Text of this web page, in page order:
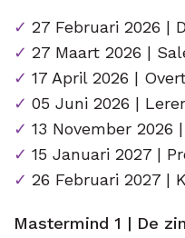
27 Februari 2026 |
27 Maart 2026 |
17 April 2026 |
05 Juni 2026 |
13 November 2026
15 Januari 2027 |
26 Februari 2027 |
Mastermind 1 | De